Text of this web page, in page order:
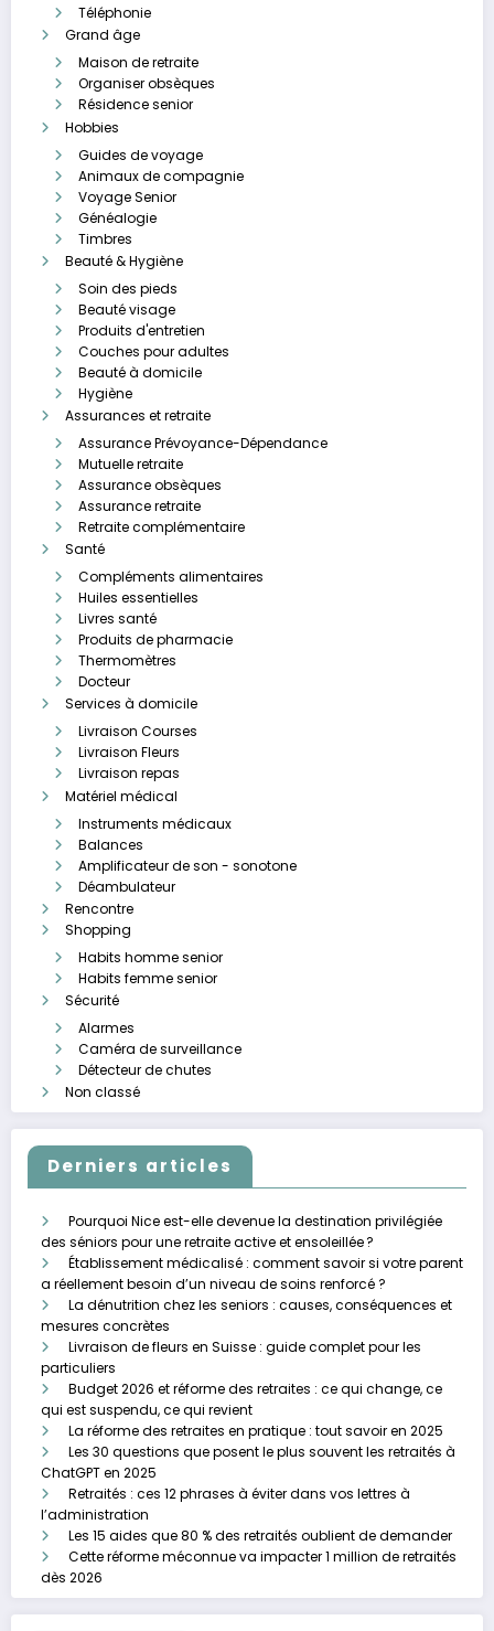
Téléphonie
Grand âge
Maison de retraite
Organiser obsèques
Résidence senior
Hobbies
Guides de voyage
Animaux de compagnie
Voyage Senior
Généalogie
Timbres
Beauté & Hygiène
Soin des pieds
Beauté visage
Produits d'entretien
Couches pour adultes
Beauté à domicile
Hygiène
Assurances et retraite
Assurance Prévoyance-Dépendance
Mutuelle retraite
Assurance obsèques
Assurance retraite
Retraite complémentaire
Santé
Compléments alimentaires
Huiles essentielles
Livres santé
Produits de pharmacie
Thermomètres
Docteur
Services à domicile
Livraison Courses
Livraison Fleurs
Livraison repas
Matériel médical
Instruments médicaux
Balances
Amplificateur de son - sonotone
Déambulateur
Rencontre
Shopping
Habits homme senior
Habits femme senior
Sécurité
Alarmes
Caméra de surveillance
Détecteur de chutes
Non classé
Derniers articles
Pourquoi Nice est-elle devenue la destination privilégiée
des séniors pour une retraite active et ensoleillée ?
Établissement médicalisé : comment savoir si votre parent
a réellement besoin d’un niveau de soins renforcé ?
La dénutrition chez les seniors : causes, conséquences et
mesures concrètes
Livraison de fleurs en Suisse : guide complet pour les
particuliers
Budget 2026 et réforme des retraites : ce qui change, ce
qui est suspendu, ce qui revient
La réforme des retraites en pratique : tout savoir en 2025
Les 30 questions que posent le plus souvent les retraités à
ChatGPT en 2025
Retraités : ces 12 phrases à éviter dans vos lettres à
l’administration
Les 15 aides que 80 % des retraités oublient de demander
Cette réforme méconnue va impacter 1 million de retraités
dès 2026